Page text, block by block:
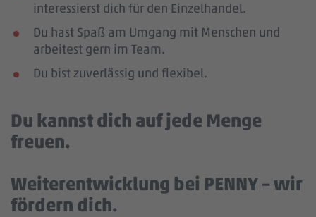
interessierst dich für den Einzelhandel.
Du hast Spaß am Umgang mit Menschen und
arbeitest gern im Team.
Du bist zuverlässig und flexibel.
Du kannst dich auf jede Menge
freuen.
Weiterentwicklung bei PENNY – wir
fördern dich.